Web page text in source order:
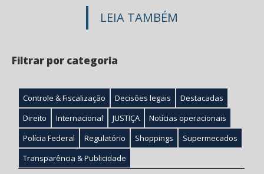
LEIA TAMBÉM
Filtrar por categoria
Controle & Fiscalização Decisões legais
Destacadas
Direito
Internacional JUSTIÇA
Notícias operacionais
Polícia Federal
Regulatório Shoppings
Supermecados
Transparência & Publicidade